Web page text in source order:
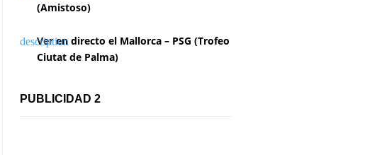
(Amistoso)
Ver en directo el Mallorca – PSG (Trofeo
Ciutat de Palma)
PUBLICIDAD 2